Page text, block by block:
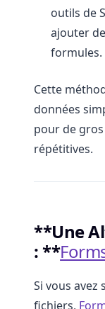
outils de
ajouter
formules.
Cette
données
pour de
répétitives.
**Une
: **
Si vous avez
fichiers,